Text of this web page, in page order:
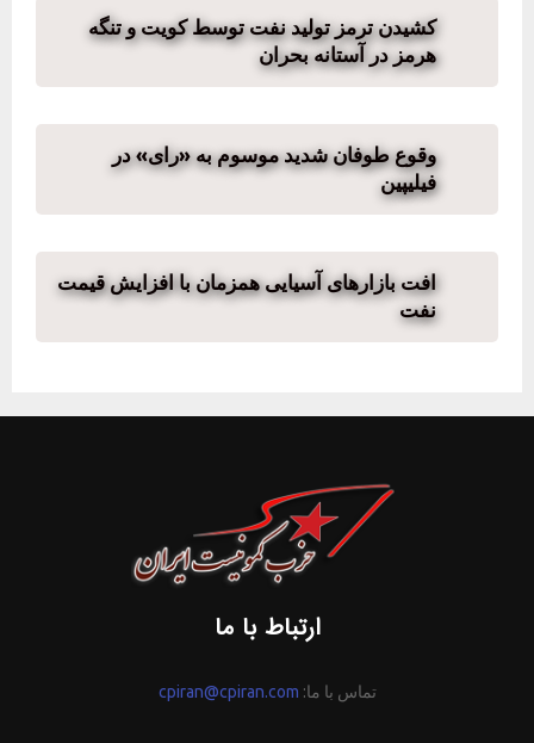
کشیدن ترمز تولید نفت توسط کویت و تنگه
هرمز در آستانه بحران
وقوع طوفان شدید موسوم به «رای» در
فیلیپین
افت بازارهای آسیایی همزمان با افزایش قیمت
نفت
ارتباط با ما
تماس با ما: cpiran@cpiran.com